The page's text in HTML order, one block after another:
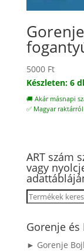
5000 Ft
Készleten: 6
🚚 Akár másnapi
✅ Magyar raktárról
ART szám
vagy
Keresés
következőre:
Gorenje és
► Gorenje